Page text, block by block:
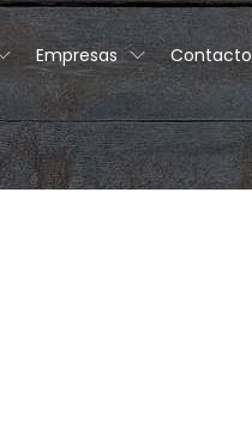
Empresas Contacto